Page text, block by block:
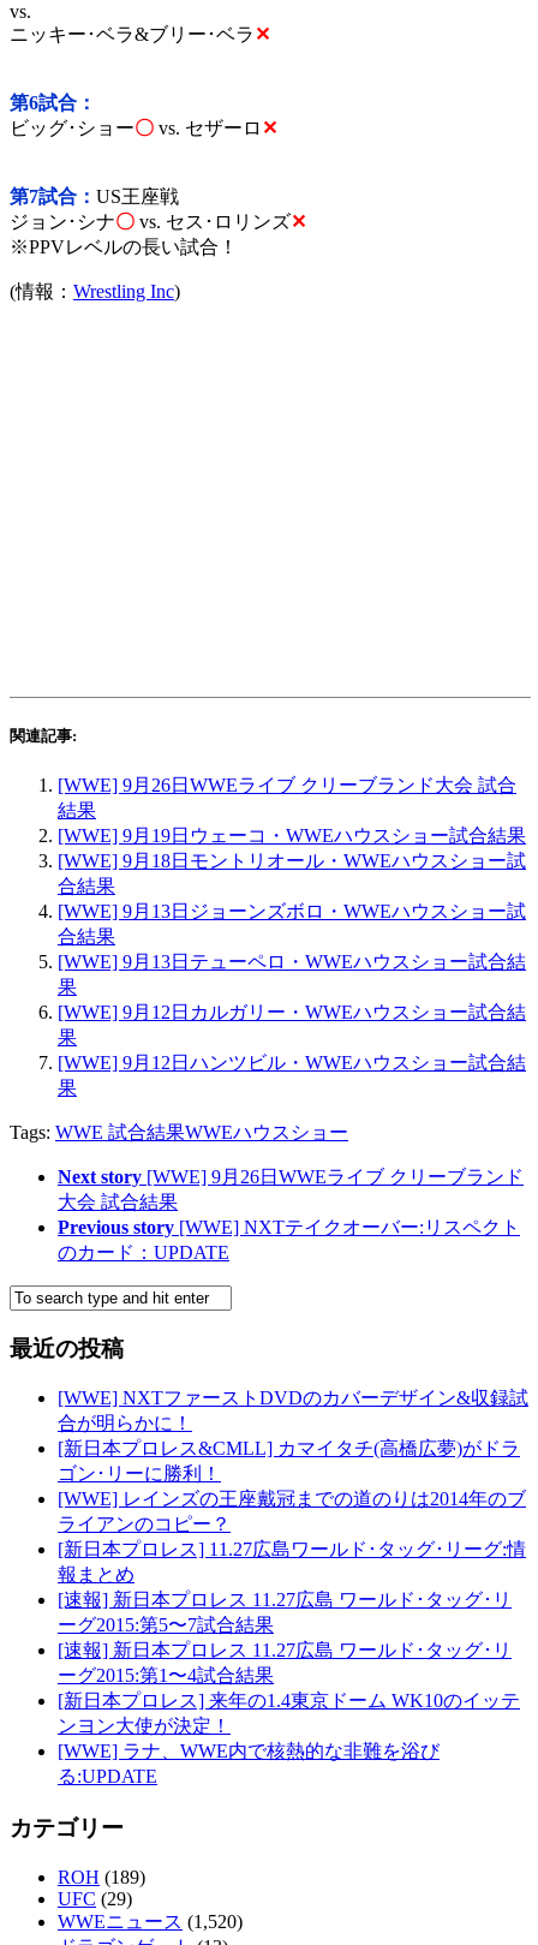
vs.
ニッキー･ベラ&ブリー･ベラ ✕
第6試合：
ビッグ･ショー〇 vs. セザーロ ✕
第7試合： US王座戦
ジョン･シナ〇 vs. セス･ロリンズ✕
※PPVレベルの長い試合！
(情報： Wrestling Inc)
関連記事:
[WWE] 9月26日WWEライブ クリーブランド大会 試合
結果
[WWE] 9月19日ウェーコ・WWEハウスショー試合結果
[WWE] 9月18日モントリオール・WWEハウスショー試
合結果
[WWE] 9月13日ジョーンズボロ・WWEハウスショー試
合結果
[WWE] 9月13日テューペロ・WWEハウスショー試合結
果
[WWE] 9月12日カルガリー・WWEハウスショー試合結
果
[WWE] 9月12日ハンツビル・WWEハウスショー試合結
果
Tags: WWE 試合結果WWEハウスショー
Next story [WWE] 9月26日WWEライブ クリーブランド
大会 試合結果
Previous story [WWE] NXTテイクオーバー:リスペクト
のカード：UPDATE
最近の投稿
[WWE] NXTファーストDVDのカバーデザイン&収録試
合が明らかに！
[新日本プロレス&CMLL] カマイタチ(高橋広夢)がドラ
ゴン･リーに勝利！
[WWE] レインズの王座戴冠までの道のりは2014年のブ
ライアンのコピー？
[新日本プロレス] 11.27広島ワールド･タッグ･リーグ:情
報まとめ
[速報] 新日本プロレス 11.27広島 ワールド･タッグ･リ
ーグ2015:第5〜7試合結果
[速報] 新日本プロレス 11.27広島 ワールド･タッグ･リ
ーグ2015:第1〜4試合結果
[新日本プロレス] 来年の1.4東京ドーム WK10のイッテ
ンヨン大使が決定！
[WWE] ラナ、WWE内で核熱的な非難を浴び
る:UPDATE
カテゴリー
ROH (189)
UFC (29)
WWEニュース (1,520)